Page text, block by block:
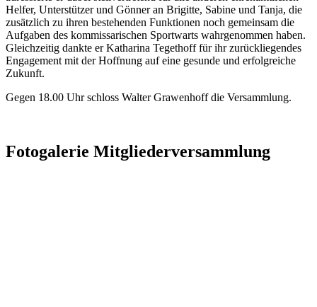
Helfer, Unterstützer und Gönner an Brigitte, Sabine und Tanja, die
zusätzlich zu ihren bestehenden Funktionen noch gemeinsam die
Aufgaben des kommissarischen Sportwarts wahrgenommen haben.
Gleichzeitig dankte er Katharina Tegethoff für ihr zurückliegendes
Engagement mit der Hoffnung auf eine gesunde und erfolgreiche
Zukunft.
Gegen 18.00 Uhr schloss Walter Grawenhoff die Versammlung.
Fotogalerie Mitgliederversammlung